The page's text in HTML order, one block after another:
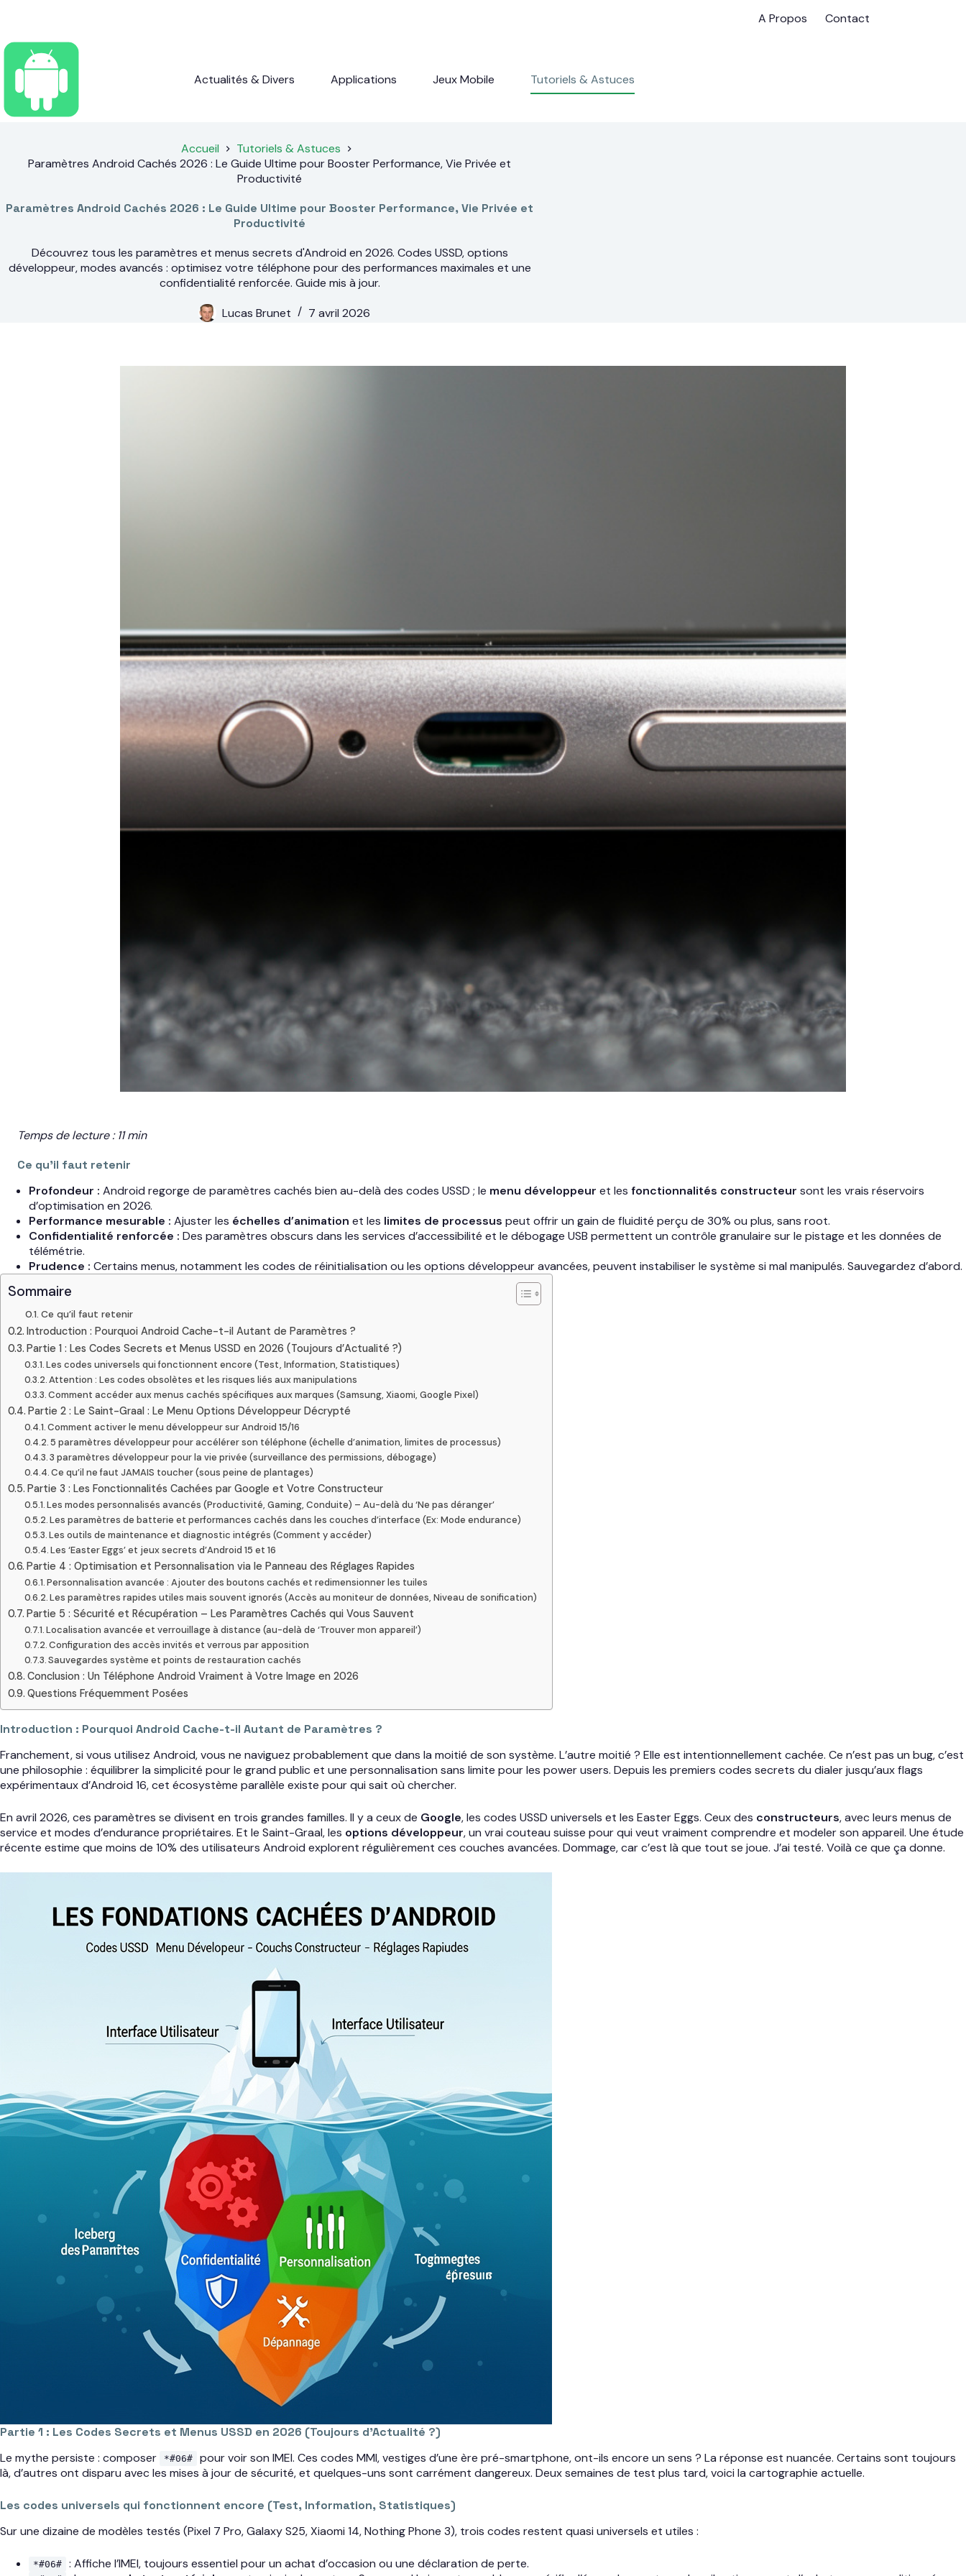
A Propos Contact
Actualités & Divers Applications Jeux Mobile Tutoriels & Astuces
Accueil
Tutoriels & Astuces
Paramètres Android Cachés 2026 : Le Guide Ultime pour Booster Performance, Vie Privée et
Productivité
Paramètres Android Cachés 2026 : Le Guide Ultime pour Booster Performance, Vie Privée et
Productivité
Découvrez tous les paramètres et menus secrets d'Android en 2026. Codes USSD, options
développeur, modes avancés : optimisez votre téléphone pour des performances maximales et une
confidentialité renforcée. Guide mis à jour.
Lucas Brunet
7 avril 2026
Temps de lecture : 11 min
Ce qu’il faut retenir
Profondeur : Android regorge de paramètres cachés bien au-delà des codes USSD ; le menu développeur et les fonctionnalités constructeur sont les vrais réservoirs
d’optimisation en 2026.
Performance mesurable : Ajuster les échelles d’animation et les limites de processus peut offrir un gain de fluidité perçu de 30% ou plus, sans root.
Confidentialité renforcée : Des paramètres obscurs dans les services d’accessibilité et le débogage USB permettent un contrôle granulaire sur le pistage et les données de
télémétrie.
Prudence : Certains menus, notamment les codes de réinitialisation ou les options développeur avancées, peuvent instabiliser le système si mal manipulés. Sauvegardez d’abord.
Sommaire
Ce qu’il faut retenir
Introduction : Pourquoi Android Cache-t-il Autant de Paramètres ?
Partie 1 : Les Codes Secrets et Menus USSD en 2026 (Toujours d’Actualité ?)
Les codes universels qui fonctionnent encore (Test, Information, Statistiques)
Attention : Les codes obsolètes et les risques liés aux manipulations
Comment accéder aux menus cachés spécifiques aux marques (Samsung, Xiaomi, Google Pixel)
Partie 2 : Le Saint-Graal : Le Menu Options Développeur Décrypté
Comment activer le menu développeur sur Android 15/16
5 paramètres développeur pour accélérer son téléphone (échelle d’animation, limites de processus)
3 paramètres développeur pour la vie privée (surveillance des permissions, débogage)
Ce qu’il ne faut JAMAIS toucher (sous peine de plantages)
Partie 3 : Les Fonctionnalités Cachées par Google et Votre Constructeur
Les modes personnalisés avancés (Productivité, Gaming, Conduite) – Au-delà du ‘Ne pas déranger’
Les paramètres de batterie et performances cachés dans les couches d’interface (Ex: Mode endurance)
Les outils de maintenance et diagnostic intégrés (Comment y accéder)
Les ‘Easter Eggs’ et jeux secrets d’Android 15 et 16
Partie 4 : Optimisation et Personnalisation via le Panneau des Réglages Rapides
Personnalisation avancée : Ajouter des boutons cachés et redimensionner les tuiles
Les paramètres rapides utiles mais souvent ignorés (Accès au moniteur de données, Niveau de sonification)
Partie 5 : Sécurité et Récupération – Les Paramètres Cachés qui Vous Sauvent
Localisation avancée et verrouillage à distance (au-delà de ‘Trouver mon appareil’)
Configuration des accès invités et verrous par apposition
Sauvegardes système et points de restauration cachés
Conclusion : Un Téléphone Android Vraiment à Votre Image en 2026
Questions Fréquemment Posées
Introduction : Pourquoi Android Cache-t-il Autant de Paramètres ?
Franchement, si vous utilisez Android, vous ne naviguez probablement que dans la moitié de son système. L’autre moitié ? Elle est intentionnellement cachée. Ce n’est pas un bug, c’est
une philosophie : équilibrer la simplicité pour le grand public et une personnalisation sans limite pour les power users. Depuis les premiers codes secrets du dialer jusqu’aux flags
expérimentaux d’Android 16, cet écosystème parallèle existe pour qui sait où chercher.
En avril 2026, ces paramètres se divisent en trois grandes familles. Il y a ceux de Google, les codes USSD universels et les Easter Eggs. Ceux des constructeurs, avec leurs menus de
service et modes d’endurance propriétaires. Et le Saint-Graal, les options développeur, un vrai couteau suisse pour qui veut vraiment comprendre et modeler son appareil. Une étude
récente estime que moins de 10% des utilisateurs Android explorent régulièrement ces couches avancées. Dommage, car c’est là que tout se joue. J’ai testé. Voilà ce que ça donne.
Partie 1 : Les Codes Secrets et Menus USSD en 2026 (Toujours d’Actualité ?)
Le mythe persiste : composer
*#06#
pour voir son IMEI. Ces codes MMI, vestiges d’une ère pré-smartphone, ont-ils encore un sens ? La réponse est nuancée. Certains sont toujours
là, d’autres ont disparu avec les mises à jour de sécurité, et quelques-uns sont carrément dangereux. Deux semaines de test plus tard, voici la cartographie actuelle.
Les codes universels qui fonctionnent encore (Test, Information, Statistiques)
Sur une dizaine de modèles testés (Pixel 7 Pro, Galaxy S25, Xiaomi 14, Nothing Phone 3), trois codes restent quasi universels et utiles :
*#06# : Affiche l’IMEI, toujours essentiel pour un achat d’occasion ou une déclaration de perte.